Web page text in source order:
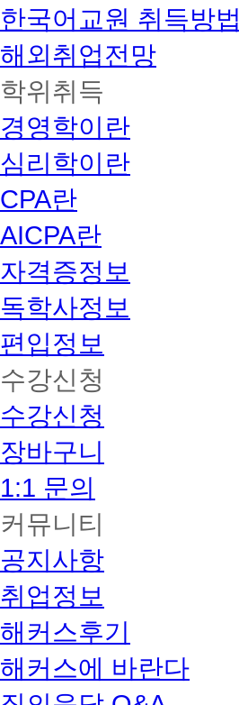
한국어교원 취득방법
해외취업전망
학위취득
경영학이란
심리학이란
CPA란
AICPA란
자격증정보
독학사정보
편입정보
수강신청
수강신청
장바구니
1:1 문의
커뮤니티
공지사항
취업정보
해커스후기
해커스에 바란다